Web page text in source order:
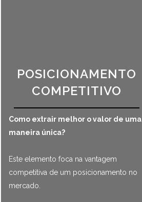
POSICIONAMENTO
COMPETITIVO
Como extrair melhor o valor de uma
maneira única?
Este elemento foca na vantagem
competitiva de um posicionamento no
mercado.